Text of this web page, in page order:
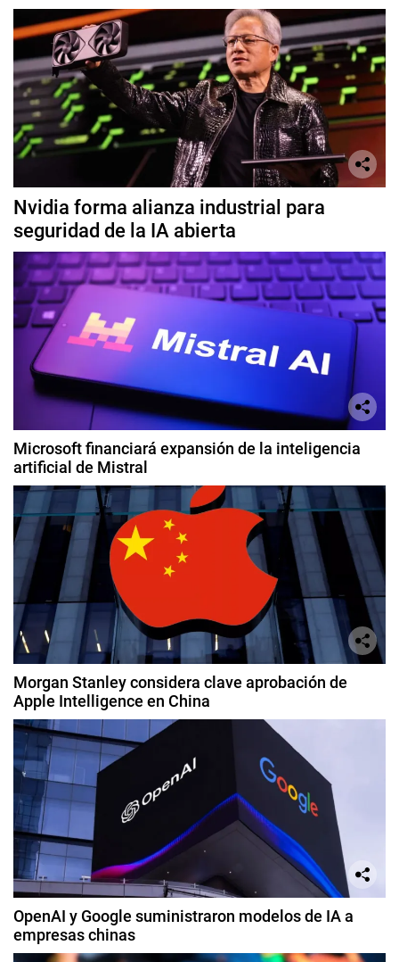
Nvidia forma alianza industrial para
seguridad de la IA abierta
Microsoft financiará expansión de la inteligencia
artificial de Mistral
Morgan Stanley considera clave aprobación de
Apple Intelligence en China
OpenAI y Google suministraron modelos de IA a
empresas chinas